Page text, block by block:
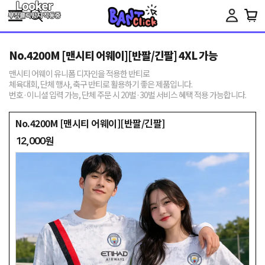
Toggle
No.4200M [맨시티 어웨이][반팔/긴팔] 4XL 가능
맨시티 어웨이 유니폼 디자인을 적용한 반티로
체육대회, 단체 행사, 축구 반티로 활용하기 좋은 제품입니다.
번호·이니셜 입력 가능, 단체 주문 시 20벌·30벌 서비스 혜택 적용 가능합니다.
No.4200M [맨시티 어웨이][반팔/긴팔]
12,000원